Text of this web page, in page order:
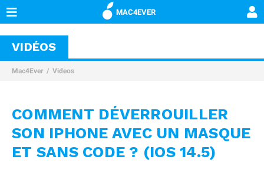
MAC4EVER
VIDÉOS
Mac4Ever Videos
COMMENT DÉVERROUILLER
SON IPHONE AVEC UN MASQUE
ET SANS CODE ? (IOS 14.5)